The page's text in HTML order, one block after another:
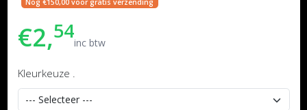
Nog €150,00 voor gratis verzending
€2,54inc btw
Kleurkeuze .